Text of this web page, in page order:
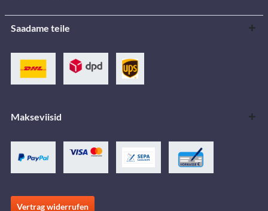
Saadame teile
Makseviisid
Vertrag widerrufen